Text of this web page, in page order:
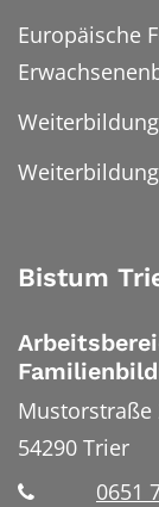
Europäische
Bistum
Mustorstraße
54290 Trier
0651